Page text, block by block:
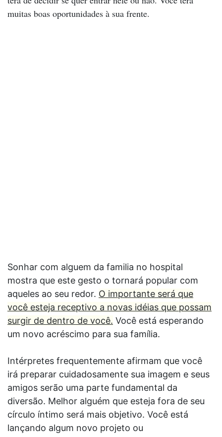
muitas boas oportunidades à sua frente.
Sonhar com alguem da familia no hospital
mostra que este gesto o tornará popular com
aqueles ao seu redor. O importante será que
você esteja receptivo a novas idéias que possam
surgir de dentro de você. Você está esperando
um novo acréscimo para sua família.
Intérpretes frequentemente afirmam que você
irá preparar cuidadosamente sua imagem e seus
amigos serão uma parte fundamental da
diversão. Melhor alguém que esteja fora de seu
círculo íntimo será mais objetivo. Você está
lançando algum novo projeto ou